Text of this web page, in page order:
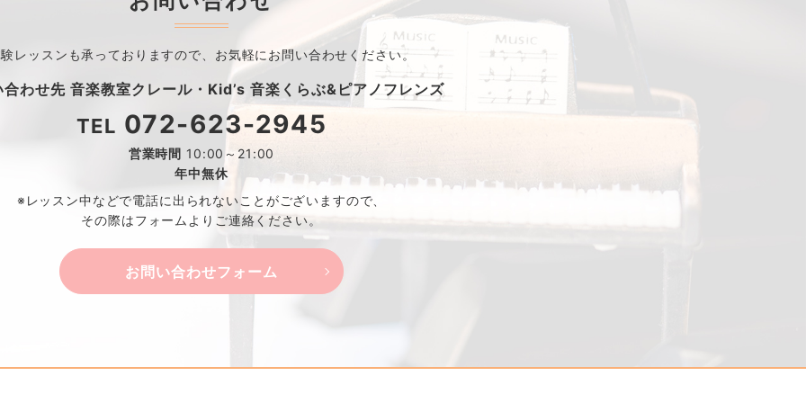
レッスンも承っておりますので、 お気軽にお問い合わせください。
合わせ先 音楽教室クレール・ Kid’s 音楽くらぶ&ピアノフレンズ
TEL 072-623-2945
営業時間 10:00～21:00
年中無休
※レッスン中などで電話に出られないことがございますので、
その際はフォームよりご連絡ください。
お問い合わせフォーム